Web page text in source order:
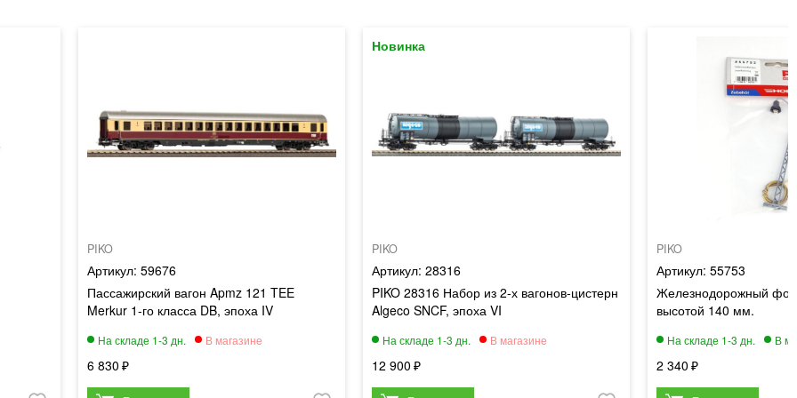
PIKO
59676
Пассажирский вагон Apmz 121 TEE
Merkur 1-го класса DB, эпоха IV
6 830
PIKO
28316
PIKO 28316 Набор из 2-х вагонов-цистерн
Algeco SNCF, эпоха VI
12 900
PIKO
55753
Железнодорожный
высотой 140 мм.
2 340